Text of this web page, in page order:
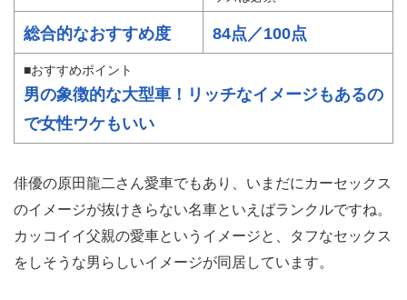
総合的なおすすめ度 84点／100点
■おすすめポイント
男の象徴的な大型車！リッチなイメージもあるの
で女性ウケもいい
俳優の原田龍二さん愛車でもあり、いまだにカーセックス
のイメージが抜けきらない名車といえばランクルですね。
カッコイイ父親の愛車というイメージと、タフなセックス
をしそうな男らしいイメージが同居しています。